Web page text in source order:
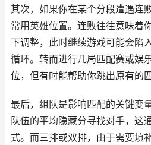
其次，如果你在某个分段遭遇连
常用英雄位置。连败往往意味着
下调整，此时继续游戏可能会陷
循环。转而进行几局匹配赛或娱
位，但有时能帮助你跳出原有的
最后，组队是影响匹配的关键变
队伍的平均隐藏分寻找对手，这
式。而三排或双排，由于需要填